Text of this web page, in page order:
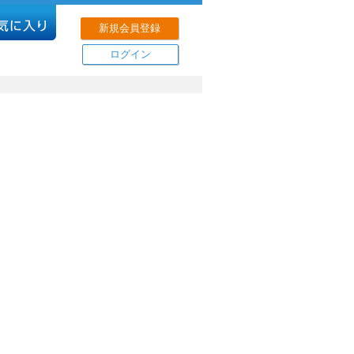
新規会員登録
ログイン